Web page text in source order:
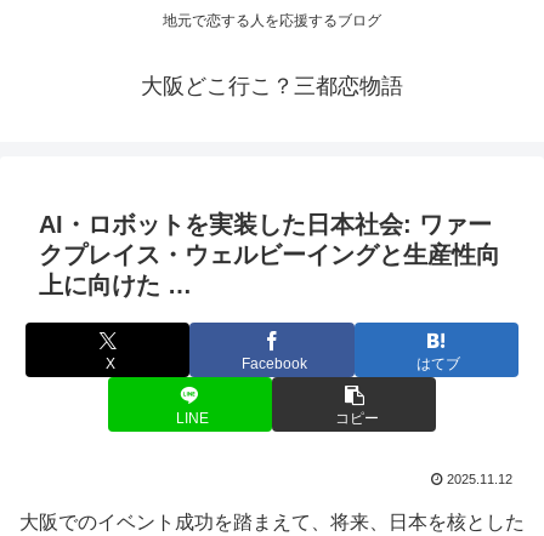
地元で恋する人を応援するブログ
大阪どこ行こ？三都恋物語
AI・ロボットを実装した日本社会: ワァー
クプレイス・ウェルビーイングと生産性向
上に向けた …
X Facebook はてブ
LINE コピー
2025.11.12
大阪でのイベント成功を踏まえて、将来、日本を核とした